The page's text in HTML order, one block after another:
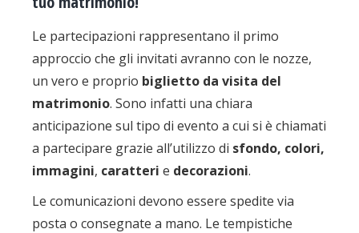
Le partecipazioni rappresentano il primo
approccio che gli invitati avranno con le nozze,
un vero e proprio biglietto da visita del
matrimonio. Sono infatti una chiara
anticipazione sul tipo di evento a cui si è chiamati
a partecipare grazie all’utilizzo di sfondo, colori,
immagini, caratteri e decorazioni.
Le comunicazioni devono essere spedite via
posta o consegnate a mano. Le tempistiche